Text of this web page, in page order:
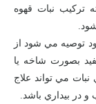
تركيب نبات قهوه
توصيه مي شود از
بصورت شاخه يا
مي تواند علاج
در بيداري باشد.